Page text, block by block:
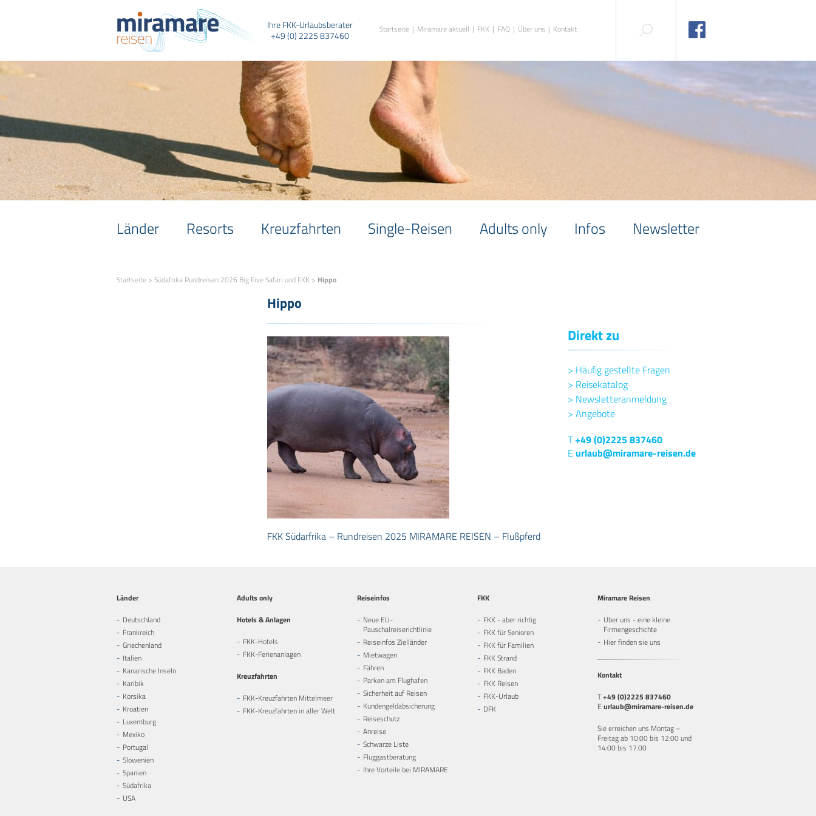
Ihre FKK-Urlaubsberater
+49 (0) 2225 837460
Startseite Miramare aktuell FKK FAQ Über uns Kontakt
Länder Resorts Kreuzfahrten Single-Reisen Adults only Infos Newsletter
Startseite > Südafrika Rundreisen 2026 Big Five Safari und FKK > Hippo
Hippo
FKK Südarfrika – Rundreisen 2025 MIRAMARE REISEN – Flußpferd
Direkt zu
> Häufig gestellte Fragen
> Reisekatalog
> Newsletteranmeldung
> Angebote
T+49 (0)2225 837460
E urlaub@miramare-reisen.de
Länder
Deutschland
Frankreich
Griechenland
Italien
Kanarische Inseln
Karibik
Korsika
Kroatien
Luxemburg
Mexiko
Portugal
Slowenien
Spanien
Südafrika
USA
Adults only
Hotels & Anlagen
FKK-Hotels
FKK-Ferienanlagen
Kreuzfahrten
FKK-Kreuzfahrten Mittelmeer
FKK-Kreuzfahrten in aller Welt
Reiseinfos
Neue EU-
Pauschalreiserichtlinie
Reiseinfos Zielländer
Mietwagen
Fähren
Parken am Flughafen
Sicherheit auf Reisen
Kundengeldabsicherung
Reiseschutz
Anreise
Schwarze Liste
Fluggastberatung
Ihre Vorteile bei MIRAMARE
FKK
FKK - aber richtig
FKK für Senioren
FKK für Familien
FKK Strand
FKK Baden
FKK Reisen
FKK-Urlaub
DFK
Miramare Reisen
Über uns - eine kleine
Firmengeschichte
Hier finden sie uns
Kontakt
T+49 (0)2225 837460
E urlaub@miramare-reisen.de
Sie erreichen uns Montag –
Freitag ab 10:00 bis 12:00 und
14:00 bis 17.00